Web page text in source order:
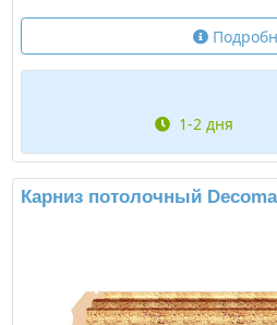
1-2 дня
Карниз потолочный